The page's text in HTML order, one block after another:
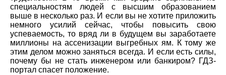
специальностям людей с высшим образованием
выше в несколько раз. И если вы не хотите приложить
немного усилий сейчас, чтобы повысить свою
успеваемость, то вряд ли в будущем вы заработаете
миллионы на ассенизации выгребных ям. К тому же
этим делом можно заняться всегда. И если есть силы,
почему бы не стать инженером или банкиром? ГДЗ-
портал спасет положение.